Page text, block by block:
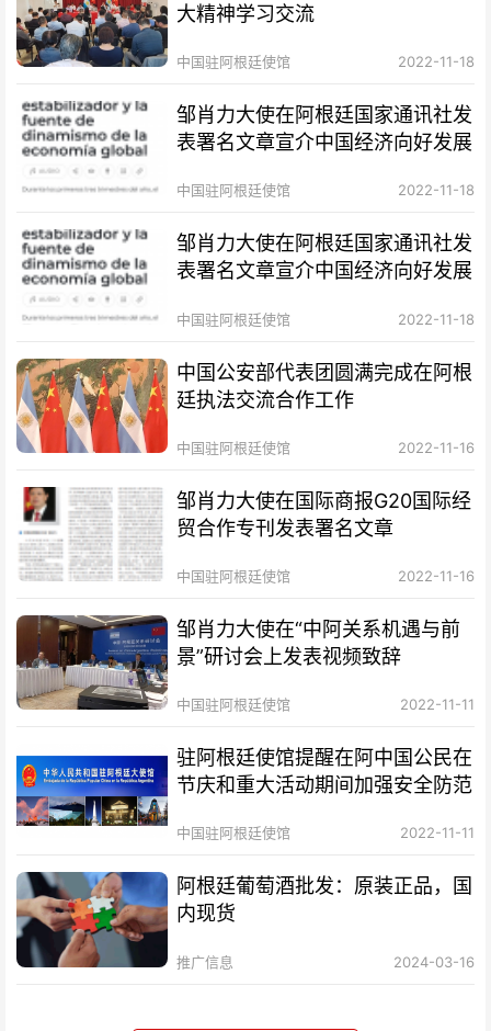
大精神学习交流
中国驻阿根廷使馆 2022-11-18
邹肖力大使在阿根廷国家通讯社发
表署名文章宣介中国经济向好发展
中国驻阿根廷使馆 2022-11-18
邹肖力大使在阿根廷国家通讯社发
表署名文章宣介中国经济向好发展
中国驻阿根廷使馆 2022-11-18
中国公安部代表团圆满完成在阿根
廷执法交流合作工作
中国驻阿根廷使馆 2022-11-16
邹肖力大使在国际商报G20国际经
贸合作专刊发表署名文章
中国驻阿根廷使馆 2022-11-16
邹肖力大使在“中阿关系机遇与前
景”研讨会上发表视频致辞
中国驻阿根廷使馆 2022-11-11
驻阿根廷使馆提醒在阿中国公民在
节庆和重大活动期间加强安全防范
中国驻阿根廷使馆 2022-11-11
阿根廷葡萄酒批发：原装正品，国
内现货
推广信息 2024-03-16